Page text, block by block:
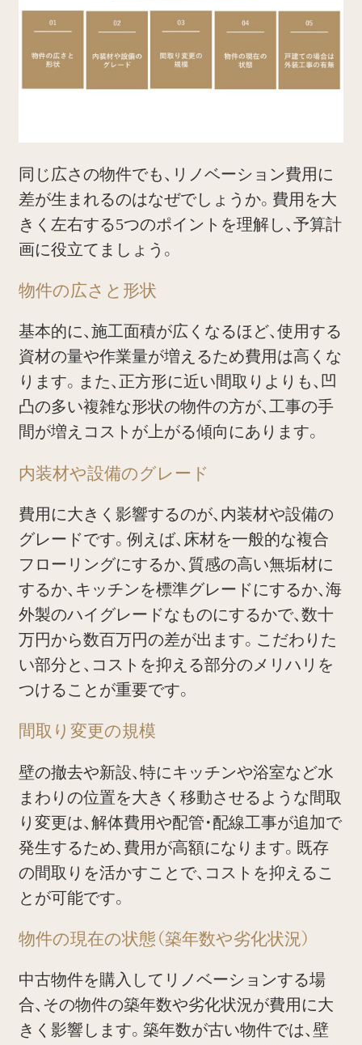
同じ広さの物件でも、リノベーション費用に
差が生まれるのはなぜでしょうか。費用を大
きく左右する5つのポイントを理解し、予算計
画に役立てましょう。
物件の広さと形状
基本的に、施工面積が広くなるほど、使用する
資材の量や作業量が増えるため費用は高くな
ります。また、正方形に近い間取りよりも、凹
凸の多い複雑な形状の物件の方が、工事の手
間が増えコストが上がる傾向にあります。
内装材や設備のグレード
費用に大きく影響するのが、内装材や設備の
グレードです。例えば、床材を一般的な複合
フローリングにするか、質感の高い無垢材に
するか、キッチンを標準グレードにするか、海
外製のハイグレードなものにするかで、数十
万円から数百万円の差が出ます。こだわりた
い部分と、コストを抑える部分のメリハリを
つけることが重要です。
間取り変更の規模
壁の撤去や新設、特にキッチンや浴室など水
まわりの位置を大きく移動させるような間取
り変更は、解体費用や配管・配線工事が追加で
発生するため、費用が高額になります。既存
の間取りを活かすことで、コストを抑えるこ
とが可能です。
物件の現在の状態（築年数や劣化状況）
中古物件を購入してリノベーションする場
合、その物件の築年数や劣化状況が費用に大
きく影響します。築年数が古い物件では、壁